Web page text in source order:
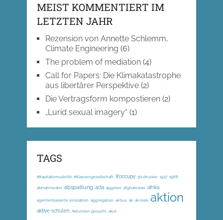
MEIST KOMMENTIERT IM
LETZTEN JAHR
Rezension von Annette Schlemm,
Climate Engineering (6)
The problem of mediation(4)
Call for Papers: Die Klimakatastrophe
aus libertärer Perspektive(2)
Die Vertragsform kompostieren(2)
„Lurid sexual imagery“ (1)
TAGS
#Kapitalismuskritik; #Klassengesellschaft #occupy 3d-drucker 1917 1968
abmahnwahn abspaltung acta ägypten afghanistan afrika
agentenbasierte simulation aggregation airbus ak ak-loek aktion
aktive schulen Aktivisten gesucht akut